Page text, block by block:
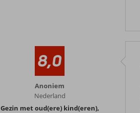
8,0
Anoniem
Nederland
Gezin met oud(ere) kind(eren),